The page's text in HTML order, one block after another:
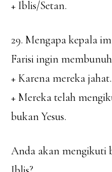
+ Iblis/Setan.
29. Mengapa kepala
Farisi ingin membunuh
+ Karena mereka jahat.
+ Mereka telah
bukan Yesus.
Anda akan mengikuti